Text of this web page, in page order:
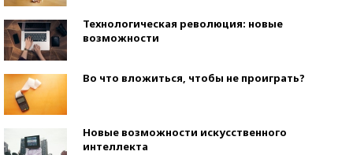
Технологическая революция: новые
возможности
Во что вложиться, чтобы не проиграть?
Новые возможности искусственного
интеллекта